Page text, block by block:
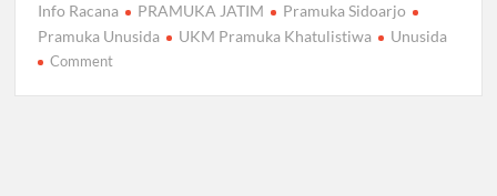
e
b
o
itt ail at
A
e
a
ar
Info Racana PRAMUKA JATIM
Pramuka Sidoarjo
Pramuka Unusida
UKM Pramuka Khatulistiwa Unusida
Commenton